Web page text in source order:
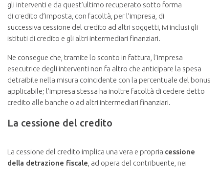
gli interventi e da quest’ultimo recuperato sotto forma
di credito d’imposta, con facoltà, per l’impresa, di
successiva cessione del credito ad altri soggetti, ivi inclusi gli
istituti di credito e gli altri intermediari finanziari.
Ne consegue che, tramite lo sconto in fattura, l’impresa
esecutrice degli interventi non fa altro che anticipare la spesa
detraibile nella misura coincidente con la percentuale del bonus
applicabile; l’impresa stessa ha inoltre facoltà di cedere detto
credito alle banche o ad altri intermediari finanziari.
La cessione del credito
La cessione del credito implica una vera e propria cessione
della detrazione fiscale , ad opera del contribuente, nei